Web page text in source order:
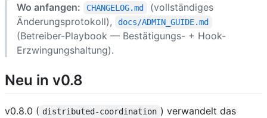
Wo anfangen:
CHANGELOG.md
(vollständiges
Änderungsprotokoll),
docs/ADMIN_GUIDE.md
(Betreiber-Playbook — Bestätigungs- + Hook-
Erzwingungshaltung).
Neu in v0.8
v0.8.0 ( distributed-coordination ) verwandelt das